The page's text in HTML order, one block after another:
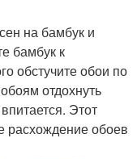
на бамбук и
бамбук к
обстучите обои по
отдохнуть
Этот
расхождение обоев